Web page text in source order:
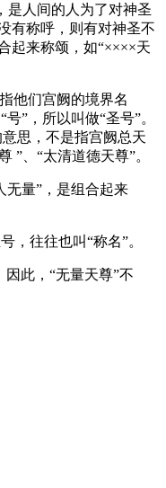
是人间的人为了对神圣
有称呼，则有对神圣不
起来称颂，如“××××天
他们宫阙的境界名
”，所以叫做“圣号”。
思，不是指宫阙总天
”、“太清道德天尊”。
无量”，是组合起来
，往往也叫“称名”。
此，“无量天尊”不